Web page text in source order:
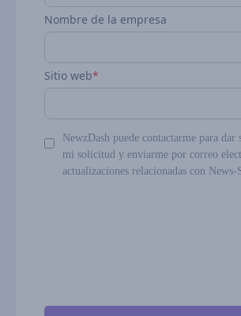
Nombre de la empresa
Sitio web*
NewzDash puede contactarme para dar
mi solicitud y enviarme por correo
actualizaciones relacionadas con News-